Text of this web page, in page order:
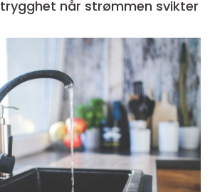
Elektrikervakt trygghet når strømmen svikter